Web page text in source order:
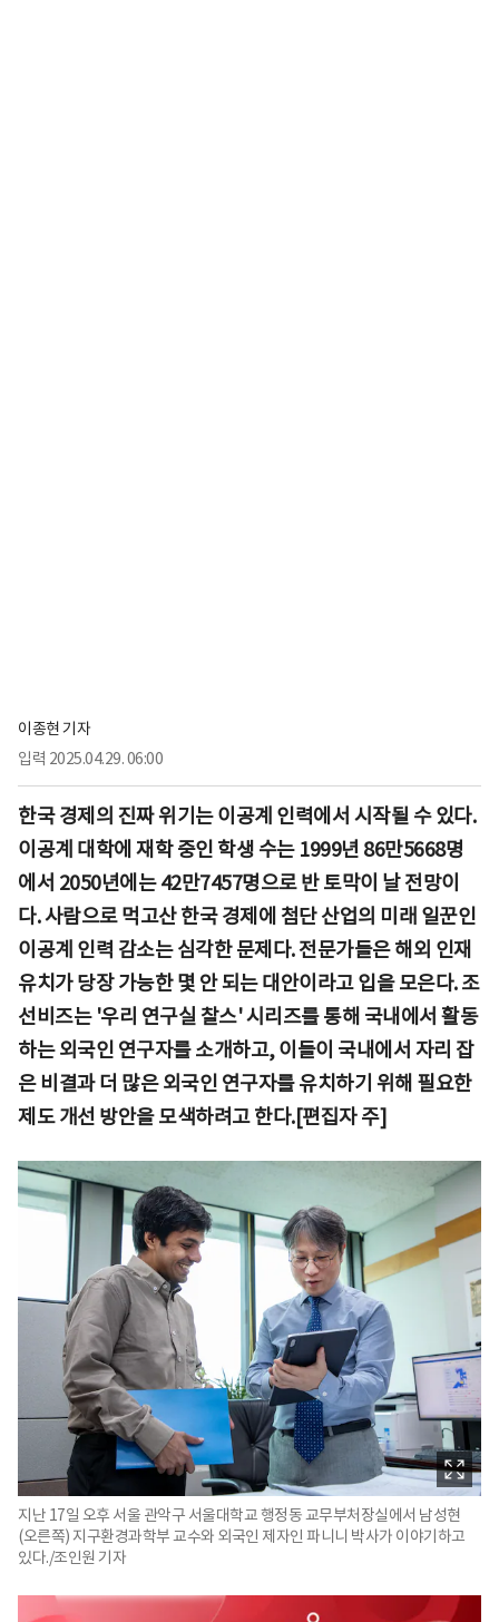
이종현 기자
입력 2025.04.29. 06:00
한국 경제의 진짜 위기는 이공계 인력에서 시작될 수 있다.
이공계 대학에 재학 중인 학생 수는 1999년 86만5668명
에서 2050년에는 42만7457명으로 반 토막이 날 전망이
다. 사람으로 먹고산 한국 경제에 첨단 산업의 미래 일꾼인
이공계 인력 감소는 심각한 문제다. 전문가들은 해외 인재
유치가 당장 가능한 몇 안 되는 대안이라고 입을 모은다. 조
선비즈는 '우리 연구실 찰스' 시리즈를 통해 국내에서 활동
하는 외국인 연구자를 소개하고, 이들이 국내에서 자리 잡
은 비결과 더 많은 외국인 연구자를 유치하기 위해 필요한
제도 개선 방안을 모색하려고 한다.[편집자 주]
지난 17일 오후 서울 관악구 서울대학교 행정동 교무부처장실에서 남성현
(오른쪽) 지구환경과학부 교수와 외국인 제자인 파니니 박사가 이야기하고
있다./조인원 기자